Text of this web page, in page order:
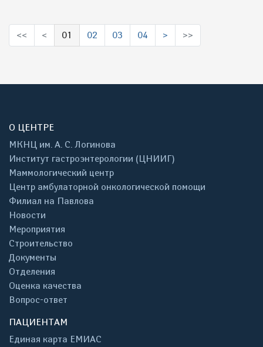
<< <
01
02 03 04 > >>
О ЦЕНТРЕ
МКНЦ им. А. С. Логинова
Институт гастроэнтерологии (ЦНИИГ)
Маммологический центр
Центр амбулаторной онкологической помощи
Филиал на Павлова
Новости
Мероприятия
Строительство
Документы
Отделения
Оценка качества
Вопрос-ответ
ПАЦИЕНТАМ
Единая карта ЕМИАС